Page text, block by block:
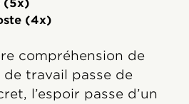
(5x)
(4x)
compréhension de
de travail passe de
l’espoir passe d’un